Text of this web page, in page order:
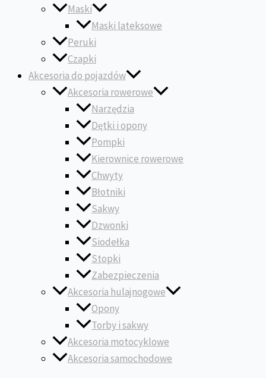
Maski
Maski lateksowe
Peruki
Czapki
Akcesoria do pojazdów
Akcesoria rowerowe
Narzędzia
Dętki i opony
Pompki
Kierownice rowerowe
Chwyty
Błotniki
Sakwy
Dzwonki
Siodełka
Stopki
Zabezpieczenia
Akcesoria hulajnogowe
Opony
Torby i sakwy
Akcesoria motocyklowe
Akcesoria samochodowe